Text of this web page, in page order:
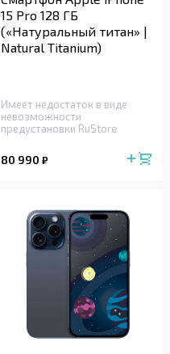
15 Pro 128 ГБ
(«Натуральный титан» |
Natural Titanium)
Имеет недостаток в виде
невозможности
предустановки RuStore
80 990 ₽